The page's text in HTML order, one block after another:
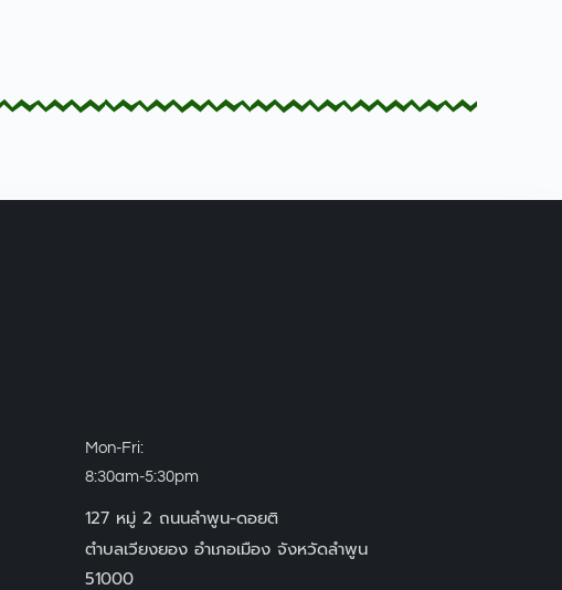
Mon-Fri:
8:30am-5:30pm
127 หมู่ 2 ถนนลำพูน-ดอยติ
ตำบลเวียงยอง อำเภอเมือง จังหวัดลำพูน
51000